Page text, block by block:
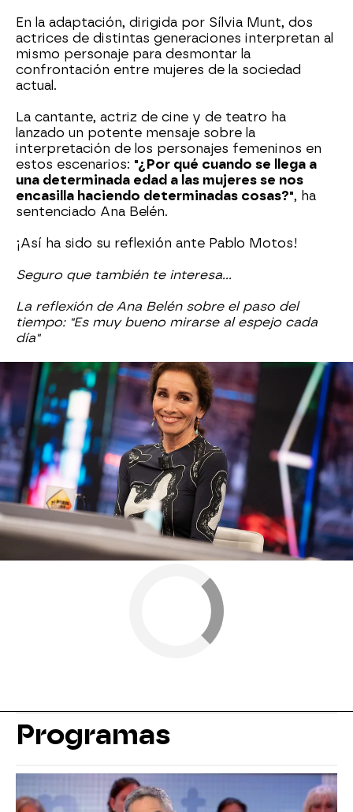
En la adaptación, dirigida por Sílvia Munt, dos
actrices de distintas generaciones interpretan al
mismo personaje para desmontar la
confrontación entre mujeres de la sociedad
actual.
La cantante, actriz de cine y de teatro ha
lanzado un potente mensaje sobre la
interpretación de los personajes femeninos en
estos escenarios: "¿Por qué cuando se llega a
una determinada edad a las mujeres se nos
encasilla haciendo determinadas cosas?", ha
sentenciado Ana Belén.
¡Así ha sido su reflexión ante Pablo Motos!
Seguro que también te interesa...
La reflexión de Ana Belén sobre el paso del
tiempo: "Es muy bueno mirarse al espejo cada
día"
Ana Belén
Antena 3 » Programas » El Hormiguero » Entrevistas El
Hormiguero
Programas